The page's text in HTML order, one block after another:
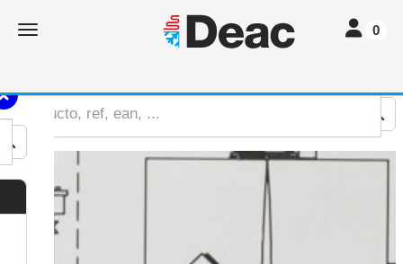
Toggle navigation Toggle
0